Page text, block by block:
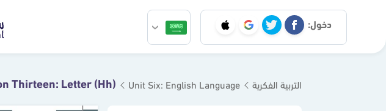
دخول:
التربية الفكرية Unit Six: English Language
Thirteen: Letter (Hh)